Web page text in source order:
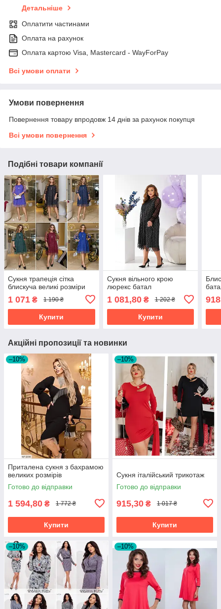
Детальніше
Оплатити частинами
Оплата на рахунок
Оплата картою Visa, Mastercard - WayForPay
Всі умови оплати
Умови повернення
Повернення товару впродовж 14 днів за рахунок покупця
Всі умови повернення
Подібні товари компанії
Сукня трапеція сітка
блискуча великі розміри
1 071 ₴ 1 190 ₴
Купити
Сукня вільного крою
люрекс батал
1 081,80₴ 1 202 ₴
Купити
Акційні пропозиції та новинки
–10%
Приталена сукня з бахрамою
великих розмірів
Готово до відправки
1 594,80 ₴ 1 772 ₴
Купити
–10%
Сукня італійський трикотаж
Готово до відправки
915,30 ₴ 1 017 ₴
Купити
–10% –10%